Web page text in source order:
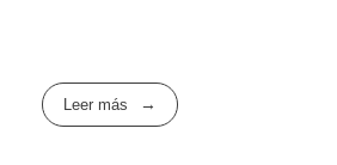
Leer más